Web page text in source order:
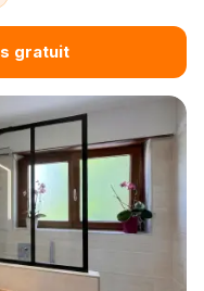
gratuit